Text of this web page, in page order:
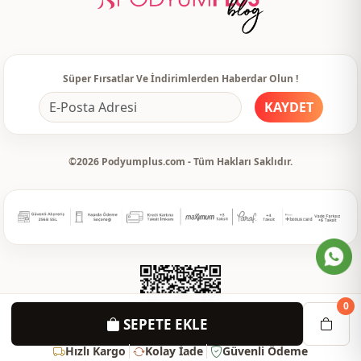
SEPETE EKLE
0
Hızlı Kargo Kolay İade Güvenli Ödeme
Kullanim Günlük
Kullanim Ofis
Süper Fırsatlar Ve İndirimlerden Haberdar Olun !
KAYDET
©2026 Podyumplus.com - Tüm Hakları Saklıdır.